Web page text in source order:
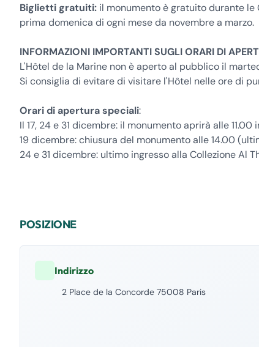
Biglietti gratuiti: il monumento è gratuito durante le
prima domenica di ogni mese da novembre a marzo.
INFORMAZIONI IMPORTANTI SUGLI ORARI DI
L'Hôtel de la Marine non è aperto al pubblico il
Si consiglia di evitare di visitare l'Hôtel nelle ore di
Orari di apertura speciali:
Il 17, 24 e 31 dicembre: il monumento aprirà alle 11.00
19 dicembre: chiusura del monumento alle 14.00
24 e 31 dicembre: ultimo ingresso alla Collezione Al
POSIZIONE
Indirizzo
2 Place de la Concorde 75008 Paris